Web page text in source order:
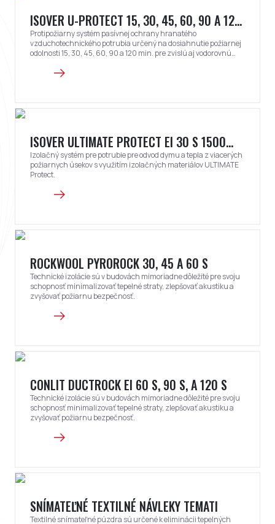
ISOVER U-PROTECT 15, 30, 45, 60, 90 A 120
S
Protipožiarny systém pasívnej ochrany hranatého
vzduchotechnického potrubia určený na dosiahnutie požiarnej
odolnosti 15, 30, 45, 60, 90 a 120 min. pre zvislú aj vodorovnú
potrubia.
ISOVER ULTIMATE PROTECT EI 30 S 1500
MULTI
Izolačný systém pre potrubie pre odvod dymu a tepla z viacerých
požiarnych úsekov s využitím izolačných materiálov ULTIMATE
Protect.
ROCKWOOL PYROROCK 30, 45 A 60 S
Technické izolácie sú v budovách mimoriadne dôležité pre svoju
schopnosť minimalizovať tepelné straty, zlepšovať akustiku a
zvyšovať požiarnu bezpečnosť.
CONLIT DUCTROCK EI 60 S, 90 S, A 120 S
Technické izolácie sú v budovách mimoriadne dôležité pre svoju
schopnosť minimalizovať tepelné straty, zlepšovať akustiku a
zvyšovať požiarnu bezpečnosť.
SNÍMATEĽNÉ TEXTILNÉ NÁVLEKY TEMATI
Textilné snímateľné púzdra sú určené k eliminácii tepelných